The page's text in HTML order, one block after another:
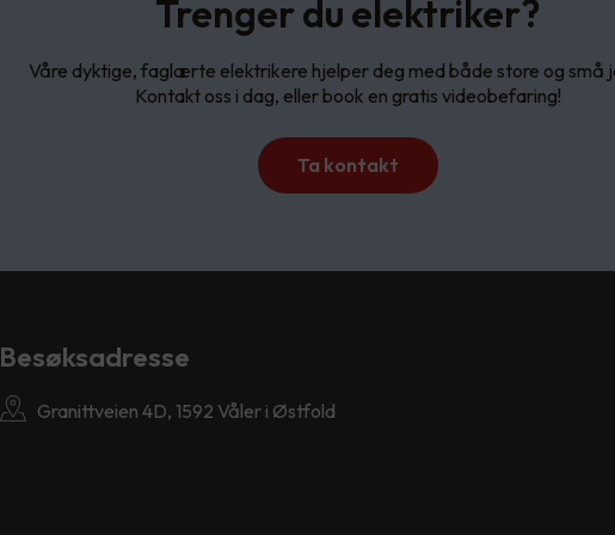
Trenger du elektriker?
Våre dyktige, faglærte elektrikere hjelper deg med både store og små
Kontakt oss i dag, eller book en gratis videobefaring!
Ta kontakt
Besøksadresse
Granittveien 4D, 1592 Våler i Østfold